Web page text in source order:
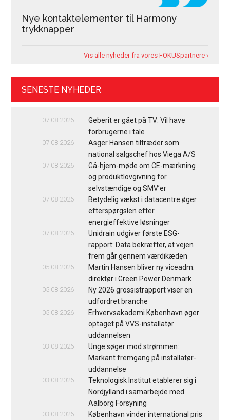
Nye kontaktelementer til Harmony
trykknapper
Vis alle nyheder fra vores FOKUSpartnere ›
SENESTE NYHEDER
07.08.2026
Geberit er gået på TV: Vil have
forbrugerne i tale
07.08.2026
Asger Hansen tiltræder som
national salgschef hos Viega A/S
07.08.2026
Gå-hjem-møde om CE-mærkning
og produktlovgivning for
selvstændige og SMV’er
07.08.2026
Betydelig vækst i datacentre øger
efterspørgslen efter
energieffektive løsninger
07.08.2026
Unidrain udgiver første ESG-
rapport: Data bekræfter, at vejen
frem går gennem værdikæden
05.08.2026
Martin Hansen bliver ny viceadm.
direktør i Green Power Denmark
05.08.2026
Ny 2026 grossistrapport viser en
udfordret branche
05.08.2026
Erhvervsakademi København øger
optaget på VVS-installatør
uddannelsen
03.08.2026
Unge søger mod strømmen:
Markant fremgang på installatør-
uddannelse
03.08.2026
Teknologisk Institut etablerer sig i
Nordjylland i samarbejde med
Aalborg Forsyning
03.08.2026
København vinder international pris